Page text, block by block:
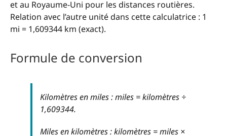
et au Royaume-Uni pour les distances routières.
Relation avec l’autre unité dans cette calculatrice : 1
mi = 1,609344 km (exact).
Formule de conversion
Kilomètres en miles : miles = kilomètres ÷
1,609344.
Miles en kilomètres : kilomètres = miles ×